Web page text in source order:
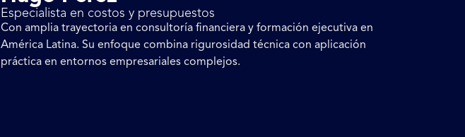
Especialista en costos y presupuestos
Con amplia trayectoria en consultoría financiera y formación ejecutiva en
América Latina. Su enfoque combina rigurosidad técnica con aplicación
práctica en entornos empresariales complejos.